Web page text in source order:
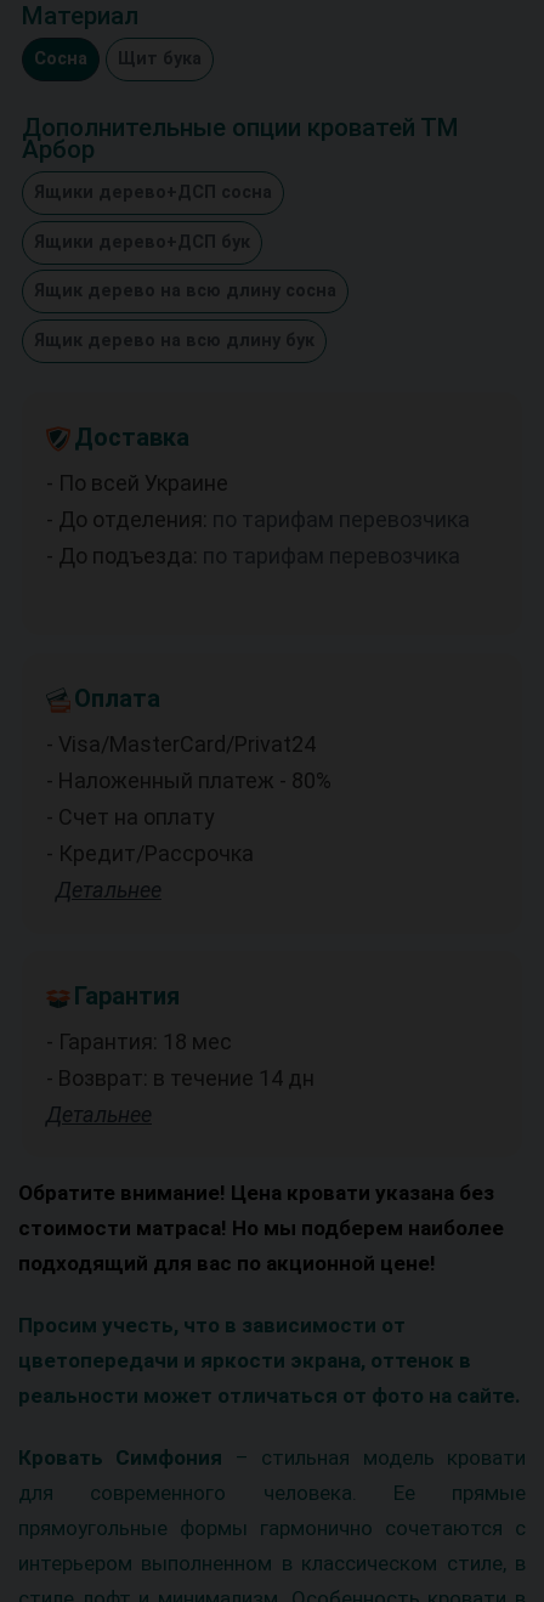
Материал
Сосна Щит бука
Дополнительные опции кроватей ТМ
Арбор
Ящики дерево+ДСП сосна
Ящики дерево+ДСП бук
Ящик дерево на всю длину сосна
Ящик дерево на всю длину бук
Доставка
- По всей Украине
- До отделения: по тарифам перевозчика
- До подъезда: по тарифам перевозчика
Оплата
- Visa/MasterCard/Privat24
- Наложенный платеж - 80%
- Счет на оплату
- Кредит/Рассрочка
Детальнее
Гарантия
- Гарантия: 18 мес
- Возврат: в течение 14 дн
Детальнее
Обратите внимание! Цена кровати указана без
стоимости матраса! Но мы подберем наиболее
подходящий для вас по акционной цене!
Просим учесть, что в зависимости от
цветопередачи и яркости экрана, оттенок в
реальности может отличаться от фото на сайте.
Кровать Симфония – стильная модель кровати
для современного человека. Ее прямые
прямоугольные формы гармонично сочетаются с
интерьером выполненном в классическом стиле, в